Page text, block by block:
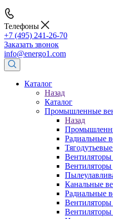
Телефоны
+7 (495) 241-26-70
Заказать звонок
info@energo1.com
Каталог
Назад
Каталог
Промышленные
Назад
Радиальные
Вентиляторы
Канальные
Радиальные
Вентиляторы